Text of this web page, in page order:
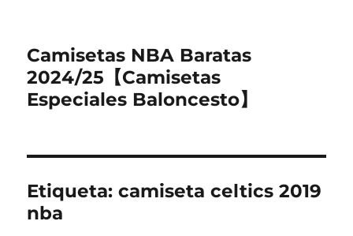
Camisetas NBA Baratas
2024/25【Camisetas
Especiales Baloncesto】
Etiqueta:camiseta celtics 2019
nba